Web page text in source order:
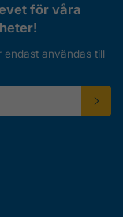
för våra
endast användas till